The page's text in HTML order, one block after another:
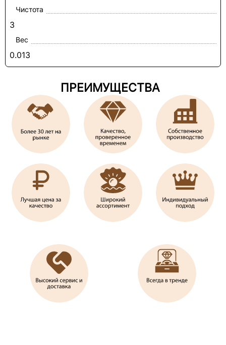
Чистота
3
Вес
0.013
ПРЕИМУЩЕСТВА